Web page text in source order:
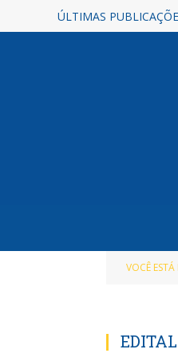
ÚLTIMAS
VOCÊ ESTÁ